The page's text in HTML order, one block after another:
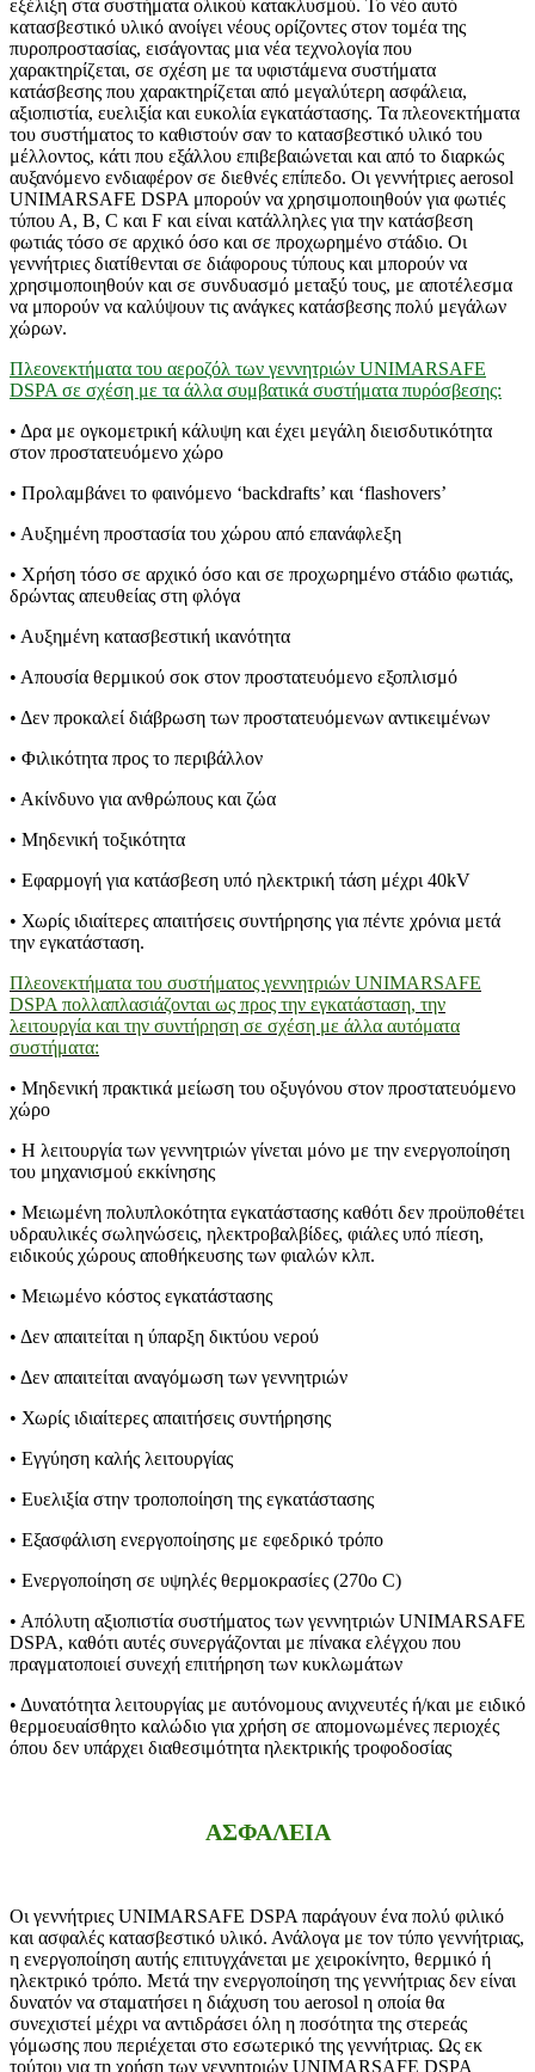
εξέλιξη στα συστήματα ολικού κατακλυσμού. Το νέο αυτό
κατασβεστικό υλικό ανοίγει νέους ορίζοντες στον τομέα της
πυροπροστασίας, εισάγοντας μια νέα τεχνολογία που
χαρακτηρίζεται, σε σχέση με τα υφιστάμενα συστήματα
κατάσβεσης που χαρακτηρίζεται από μεγαλύτερη ασφάλεια,
αξιοπιστία, ευελιξία και ευκολία εγκατάστασης. Τα πλεονεκτήματα
του συστήματος το καθιστούν σαν το κατασβεστικό υλικό του
μέλλοντος, κάτι που εξάλλου επιβεβαιώνεται και από το διαρκώς
αυξανόμενο ενδιαφέρον σε διεθνές επίπεδο. Οι γεννήτριες aerosol
UNIMARSAFE DSPA μπορούν να χρησιμοποιηθούν για φωτιές
τύπου Α, Β, C και F και είναι κατάλληλες για την κατάσβεση
φωτιάς τόσο σε αρχικό όσο και σε προχωρημένο στάδιο. Οι
γεννήτριες διατίθενται σε διάφορους τύπους και μπορούν να
χρησιμοποιηθούν και σε συνδυασμό μεταξύ τους, με αποτέλεσμα
να μπορούν να καλύψουν τις ανάγκες κατάσβεσης πολύ μεγάλων
χώρων.
Πλεονεκτήματα του αεροζόλ των γεννητριών UNIMARSAFE
DSPA σε σχέση με τα άλλα συμβατικά συστήματα πυρόσβεσης:
• Δρα με ογκομετρική κάλυψη και έχει μεγάλη διεισδυτικότητα
στον προστατευόμενο χώρο
• Προλαμβάνει το φαινόμενο ‘backdrafts’ και ‘flashovers’
• Αυξημένη προστασία του χώρου από επανάφλεξη
• Χρήση τόσο σε αρχικό όσο και σε προχωρημένο στάδιο φωτιάς,
δρώντας απευθείας στη φλόγα
• Αυξημένη κατασβεστική ικανότητα
• Απουσία θερμικού σοκ στον προστατευόμενο εξοπλισμό
• Δεν προκαλεί διάβρωση των προστατευόμενων αντικειμένων
• Φιλικότητα προς το περιβάλλον
• Ακίνδυνο για ανθρώπους και ζώα
• Μηδενική τοξικότητα
• Εφαρμογή για κατάσβεση υπό ηλεκτρική τάση μέχρι 40kV
• Χωρίς ιδιαίτερες απαιτήσεις συντήρησης για πέντε χρόνια μετά
την εγκατάσταση.
Πλεονεκτήματα του συστήματος γεννητριών UNIMARSAFE
DSPA πολλαπλασιάζονται ως προς την εγκατάσταση, την
λειτουργία και την συντήρηση σε σχέση με άλλα αυτόματα
συστήματα:
• Μηδενική πρακτικά μείωση του οξυγόνου στον προστατευόμενο
χώρο
• Η λειτουργία των γεννητριών γίνεται μόνο με την ενεργοποίηση
του μηχανισμού εκκίνησης
• Μειωμένη πολυπλοκότητα εγκατάστασης καθότι δεν προϋποθέτει
υδραυλικές σωληνώσεις, ηλεκτροβαλβίδες, φιάλες υπό πίεση,
ειδικούς χώρους αποθήκευσης των φιαλών κλπ.
• Μειωμένο κόστος εγκατάστασης
• Δεν απαιτείται η ύπαρξη δικτύου νερού
• Δεν απαιτείται αναγόμωση των γεννητριών
• Χωρίς ιδιαίτερες απαιτήσεις συντήρησης
• Εγγύηση καλής λειτουργίας
• Ευελιξία στην τροποποίηση της εγκατάστασης
• Εξασφάλιση ενεργοποίησης με εφεδρικό τρόπο
• Ενεργοποίηση σε υψηλές θερμοκρασίες (270ο C)
• Απόλυτη αξιοπιστία συστήματος των γεννητριών UNIMARSAFE
DSPA, καθότι αυτές συνεργάζονται με πίνακα ελέγχου που
πραγματοποιεί συνεχή επιτήρηση των κυκλωμάτων
• Δυνατότητα λειτουργίας με αυτόνομους ανιχνευτές ή/και με ειδικό
θερμοευαίσθητο καλώδιο για χρήση σε απομονωμένες περιοχές
όπου δεν υπάρχει διαθεσιμότητα ηλεκτρικής τροφοδοσίας
ΑΣΦΑΛΕΙΑ
Οι γεννήτριες UNIMARSAFE DSPA παράγουν ένα πολύ φιλικό
και ασφαλές κατασβεστικό υλικό. Ανάλογα με τον τύπο γεννήτριας,
η ενεργοποίηση αυτής επιτυγχάνεται με χειροκίνητο, θερμικό ή
ηλεκτρικό τρόπο. Μετά την ενεργοποίηση της γεννήτριας δεν είναι
δυνατόν να σταματήσει η διάχυση του aerosol η οποία θα
συνεχιστεί μέχρι να αντιδράσει όλη η ποσότητα της στερεάς
γόμωσης που περιέχεται στο εσωτερικό της γεννήτριας. Ως εκ
τούτου για τη χρήση των γεννητριών UNIMARSAFE DSPA